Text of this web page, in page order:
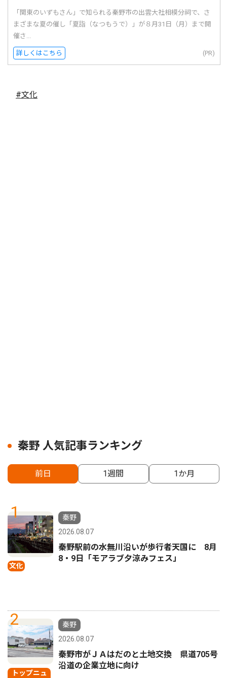
「関東のいずもさん」で知られる秦野市の出雲大社相模分祠で、さ
まざまな夏の催し「夏詣（なつもうで）」が８月31日（月）まで開
催さ...
詳しくはこちら (PR)
#文化
秦野 人気記事ランキング
前日 1週間 1か月
1
文化
秦野
2026.08.07
秦野駅前の水無川沿いが歩行者天国に 8月
8・9日「モアラブ夕涼みフェス」
2
トップニュ
秦野
2026.08.07
秦野市がＪＡはだのと土地交換 県道705号
沿道の企業立地に向け